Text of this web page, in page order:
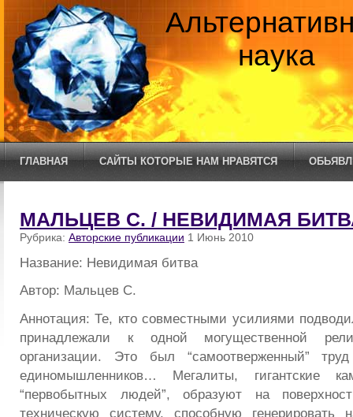
наука
ГЛАВНАЯ САЙТЫ КОТОРЫЕ НАМ НРАВЯТСЯ
МАЛЬЦЕВ С. / НЕВИДИМАЯ
Рубрика: Авторские публикации 1 Июнь 2010
Название: Невидимая битва
Автор: Мальцев С.
Аннотация: Те, кто совместными усилиями
принадлежали к одной могущественной
организации. Это был “самоотверженный” труд
единомышленников… Мегалиты, гигантские
“первобытных людей”, образуют на
техническую систему, способную генерировать